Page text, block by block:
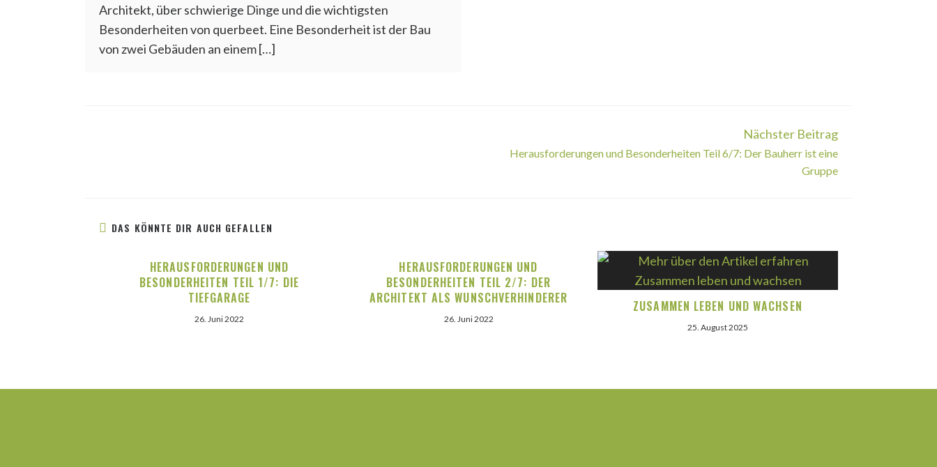
Architekt, über schwierige Dinge und die wichtigsten
Besonderheiten von querbeet. Eine Besonderheit ist der Bau
von zwei Gebäuden an einem […]
Nächster Beitrag
Herausforderungen und Besonderheiten Teil 6/7: Der Bauherr ist eine
Gruppe
DAS KÖNNTE DIR AUCH GEFALLEN
HERAUSFORDERUNGEN UND
BESONDERHEITEN TEIL 1/7: DIE
TIEFGARAGE
26. Juni 2022
HERAUSFORDERUNGEN UND
BESONDERHEITEN TEIL 2/7: DER
ARCHITEKT ALS WUNSCHVERHINDERER
26. Juni 2022
ZUSAMMEN LEBEN UND WACHSEN
25. August 2025